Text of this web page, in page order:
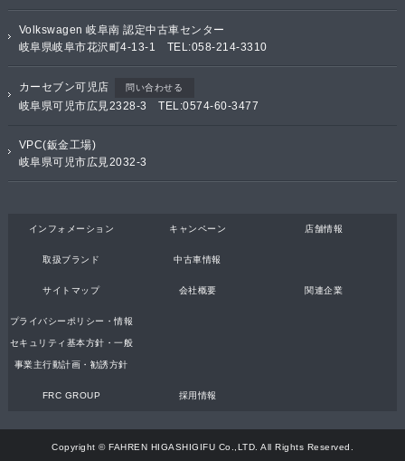
Volkswagen 岐阜南 認定中古車センター
岐阜県岐阜市花沢町4-13-1 TEL:058-214-3310
カーセブン可児店 問い合わせる
岐阜県可児市広見2328-3 TEL:0574-60-3477
VPC(鈑金工場)
岐阜県可児市広見2032-3
インフォメーション キャンペーン 店舗情報
取扱ブランド 中古車情報
サイトマップ 会社概要 関連企業
プライバシーポリシー・情報
セキュリティ基本方針・一般
事業主行動計画・勧誘方針
FRC GROUP 採用情報
Copyright © FAHREN HIGASHIGIFU Co.,LTD. All Rights Reserved.